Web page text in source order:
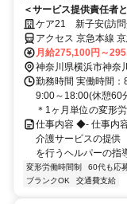
＜サービス提供責任者
ク、各種管理等をお任
上場企業で、専門職と
ケア21 新子安(訪問
アクセス 京急本線
安徒歩約2分、京急
約2分
月給275,100円～
神奈川県横浜市神奈
勤務時間 実働時間
9:00～18:00(休憩60
＊1ヶ月単位の変形
仕事内容 ◆- 仕事内
介護サービスの提供
を行うヘルパーの指
変形労働時間制 60代も応
ブランクOK
交通費支給